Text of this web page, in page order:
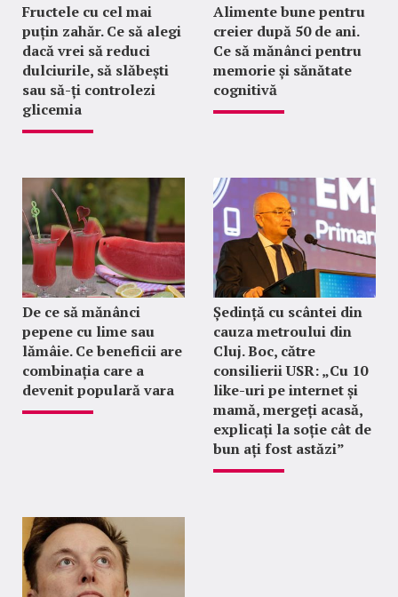
Fructele cu cel mai
puțin zahăr. Ce să alegi
dacă vrei să reduci
dulciurile, să slăbești
sau să-ți controlezi
glicemia
Alimente bune pentru
creier după 50 de ani.
Ce să mănânci pentru
memorie și sănătate
cognitivă
De ce să mănânci
pepene cu lime sau
lămâie. Ce beneficii are
combinația care a
devenit populară vara
Ședință cu scântei din
cauza metroului din
Cluj. Boc, către
consilierii USR: „Cu 10
like-uri pe internet și
mamă, mergeți acasă,
explicați la soție cât de
bun ați fost astăzi”